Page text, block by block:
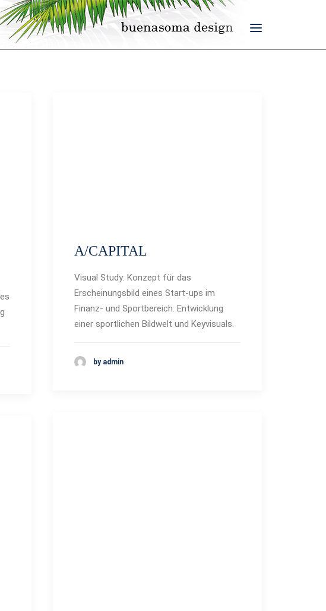
A/CAPITAL
Visual Study: Konzept für das
Erscheinungsbild eines Start-ups im
Finanz- und Sportbereich. Entwicklung
einer sportlichen Bildwelt und Keyvisuals.
by admin